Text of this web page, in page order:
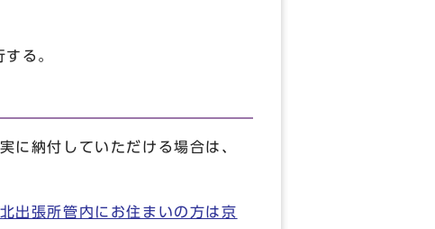
る。
に納付していただける場合は、
出張所管内にお住まいの方は京